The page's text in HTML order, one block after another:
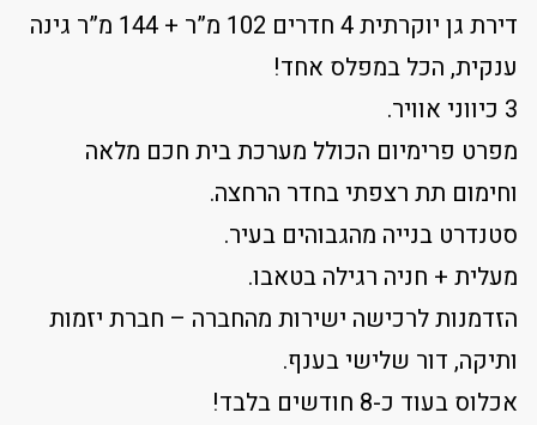
דירת גן יוקרתית 4 חדרים 102 מ”ר + 144 מ”ר גינה
ענקית, הכל במפלס אחד!
3 כיווני אוויר.
מפרט פרימיום הכולל מערכת בית חכם מלאה
וחימום תת רצפתי בחדר הרחצה.
סטנדרט בנייה מהגבוהים בעיר.
מעלית + חניה רגילה בטאבו.
הזדמנות לרכישה ישירות מהחברה – חברת יזמות
ותיקה, דור שלישי בענף.
אכלוס בעוד כ-8 חודשים בלבד!